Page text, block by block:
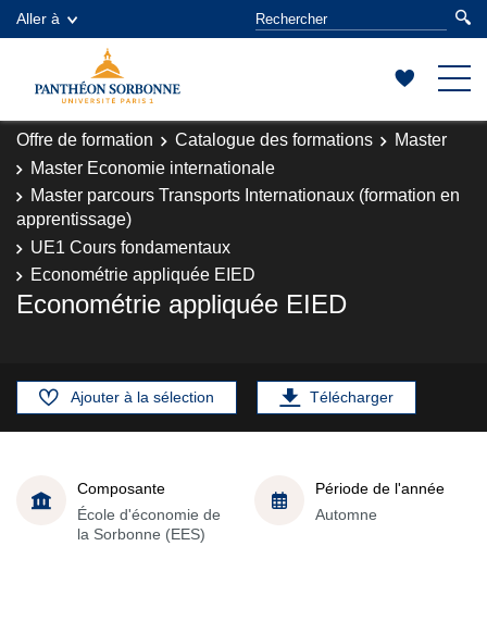
Aller à
Offre de formation Catalogue des formations
Master
Master Economie internationale
Master parcours Transports Internationaux (formation en
apprentissage)
UE1 Cours fondamentaux
Econométrie appliquée EIED
Econométrie appliquée EIED
Ajouter à la sélection Télécharger
Composante
École d'économie de
la Sorbonne (EES)
Période de l'année
Automne